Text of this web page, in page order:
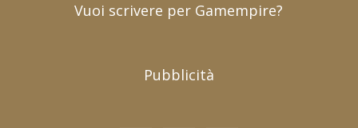
Vuoi scrivere per Gamempire?
Pubblicità